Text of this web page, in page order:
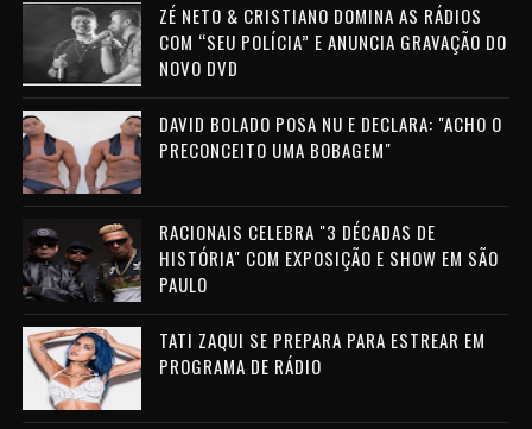
ZÉ NETO & CRISTIANO DOMINA AS RÁDIOS
COM “SEU POLÍCIA” E ANUNCIA GRAVAÇÃO DO
NOVO DVD
DAVID BOLADO POSA NU E DECLARA: "ACHO O
PRECONCEITO UMA BOBAGEM"
RACIONAIS CELEBRA "3 DÉCADAS DE
HISTÓRIA" COM EXPOSIÇÃO E SHOW EM SÃO
PAULO
TATI ZAQUI SE PREPARA PARA ESTREAR EM
PROGRAMA DE RÁDIO